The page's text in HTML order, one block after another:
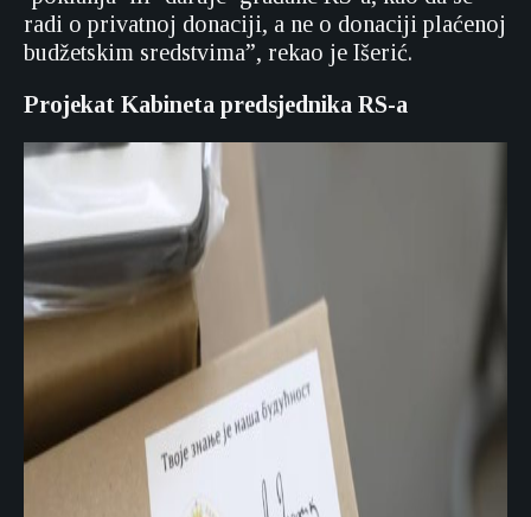
radi o privatnoj donaciji, a ne o donaciji plaćenoj
budžetskim sredstvima”, rekao je Išerić.
Projekat Kabineta predsjednika RS-a